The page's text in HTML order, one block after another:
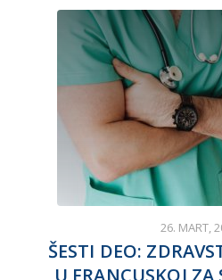
26. MART,
ŠESTI DEO:
U FRANCUSKOJ ZA